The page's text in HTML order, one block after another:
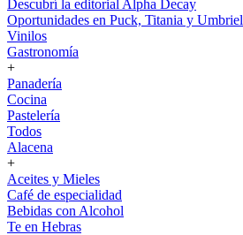
Descubrí la editorial Alpha Decay
Oportunidades en Puck, Titania y Umbriel
Vinilos
Gastronomía
+
Panadería
Cocina
Pastelería
Todos
Alacena
+
Aceites y Mieles
Café de especialidad
Bebidas con Alcohol
Te en Hebras